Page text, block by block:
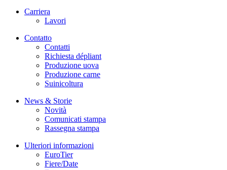
Carriera
Lavori
Contatto
Contatti
Richiesta dépliant
Produzione uova
Produzione carne
Suinicoltura
News & Storie
Novità
Comunicati stampa
Rassegna stampa
Ulteriori informazioni
EuroTier
Fiere/Date